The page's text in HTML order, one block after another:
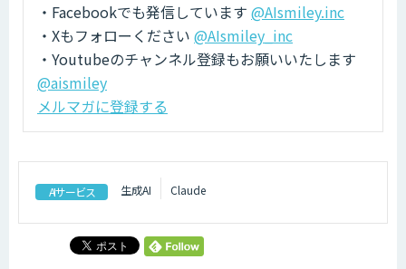
・Facebookでも発信しています @AIsmiley.inc
・Xもフォローください @AIsmiley_inc
・Youtubeのチャンネル登録もお願いいたします
@aismiley
メルマガに登録する
AIサービス 生成AI Claude